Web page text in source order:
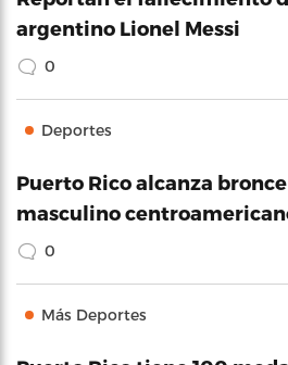
argentino Lionel Messi
0
Deportes
Puerto Rico alcanza
masculino
0
Más Deportes